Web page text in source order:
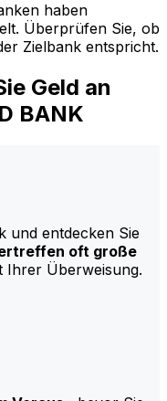
haben
Überprüfen Sie, ob
Zielbank entspricht.
Geld an
BANK
und entdecken Sie
oft große
Ihrer Überweisung.